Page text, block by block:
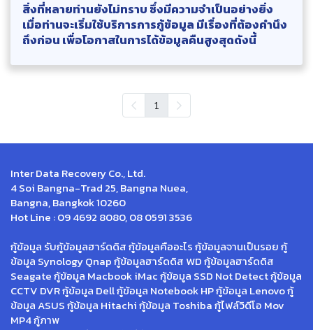
สิ่งที่หลายท่านยังไม่ทราบ ซึ่งมีความจำเป็นอย่างยิ่ง
เมื่อท่านจะเริ่มใช้บริการการกู้ข้อมูล มีเรื่องที่ต้องคำนึง
ถึงก่อน เพื่อโอกาสในการได้ข้อมูลคืนสูงสุดดังนี้
1
Inter Data Recovery Co., Ltd.
4 Soi Bangna-Trad 25, Bangna Nuea,
Bangna, Bangkok 10260
Hot Line : 09 4692 8080, 08 0591 3536
กู้ข้อมูล รับกู้ข้อมูลฮาร์ดดิส กู้ข้อมูลคืออะไร กู้ข้อมูลจานเป็นรอย กู้
ข้อมูล Synology Qnap กู้ข้อมูลฮาร์ดดิส WD กู้ข้อมูลฮาร์ดดิส
Seagate กู้ข้อมูล Macbook iMac กู้ข้อมูล SSD Not Detect กู้ข้อมูล
CCTV DVR กู้ข้อมูล Dell กู้ข้อมูล Notebook HP กู้ข้อมูล Lenovo กู้
ข้อมูล ASUS กู้ข้อมูล Hitachi กู้ข้อมูล Toshiba กู้ไฟล์วิดีโอ Mov
MP4 กู้ภาพ